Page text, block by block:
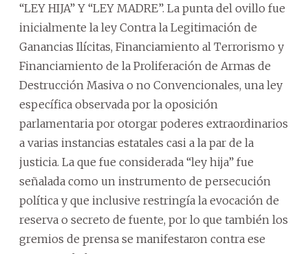
“LEY HIJA” Y “LEY MADRE”. La punta del ovillo fue
inicialmente la ley Contra la Legitimación de
Ganancias Ilícitas, Financiamiento al Terrorismo y
Financiamiento de la Proliferación de Armas de
Destrucción Masiva o no Convencionales, una ley
específica observada por la oposición
parlamentaria por otorgar poderes extraordinarios
a varias instancias estatales casi a la par de la
justicia. La que fue considerada “ley hija” fue
señalada como un instrumento de persecución
política y que inclusive restringía la evocación de
reserva o secreto de fuente, por lo que también los
gremios de prensa se manifestaron contra ese